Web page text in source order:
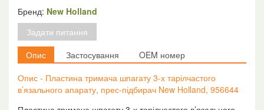
3-
х
тарілчастого
в'язального
апарату,
підбирач
New
Holland,
Бренд: New Holland
Задати питання
Опис
Застосування
OEM номер
Опис - Пластина тримача шпагату 3-х тарілчастого
в’язального апарату, прес-підбирач New Holland, 956644